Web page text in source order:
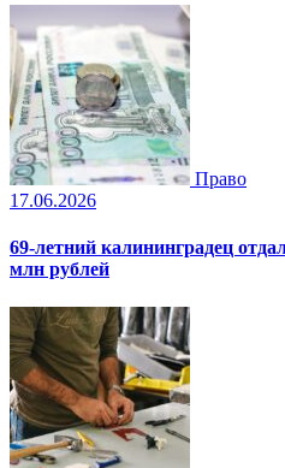
Право
17.06.2026
69-летний калининградец
млн рублей